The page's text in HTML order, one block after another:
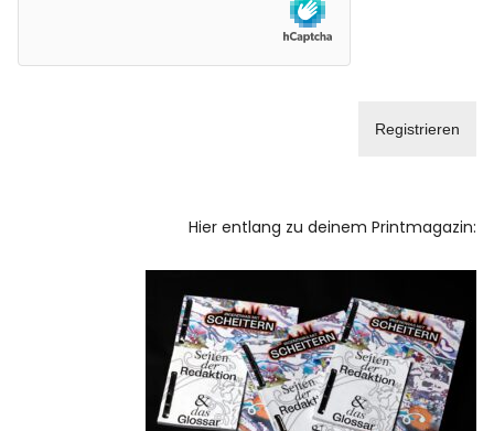
Hier entlang zu deinem Printmagazin: